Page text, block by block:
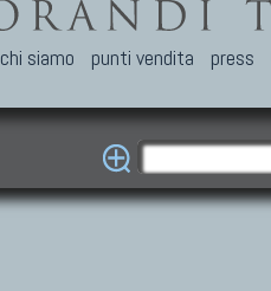
chi siamo punti vendita press